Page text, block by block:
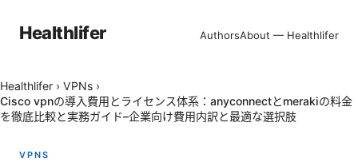
Healthlifer AuthorsAbout — Healthlifer
Healthlifer › VPNs ›
Cisco vpnの導入費用とライセンス体系：anyconnectとmerakiの料金
を徹底比較と実務ガイド–企業向け費用内訳と最適な選択肢
VPNS